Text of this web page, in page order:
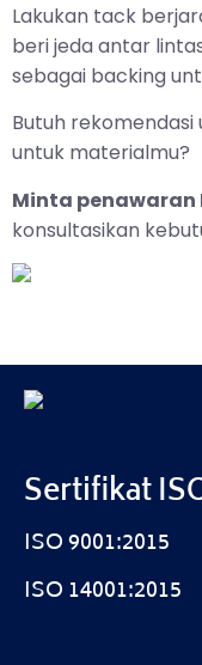
Lakukan tack
beri jeda antar
sebagai backing
Butuh
untuk materialmu?
Minta penawaran
konsultasikan
Sertifikat
ISO 9001:2015
ISO 14001:2015